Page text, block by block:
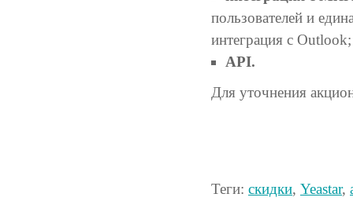
пользователей и
интеграция с Outlook;
API.
Для уточнения
Теги: скидки, Yeastar,